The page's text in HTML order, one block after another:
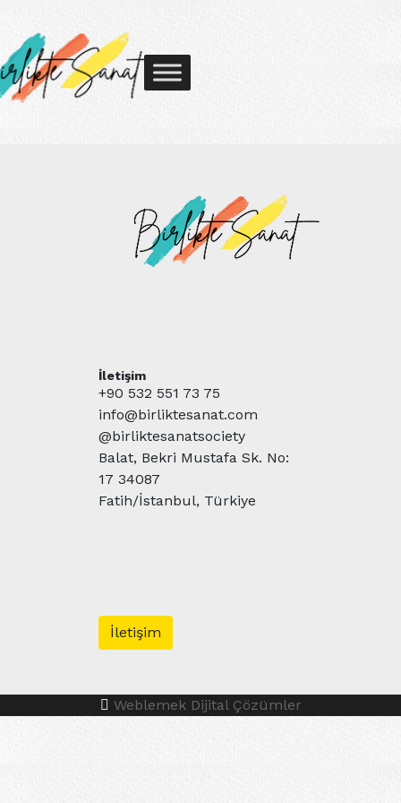
İletişim
+90 532 551 73 75
info@birliktesanat.com
@birliktesanatsociety
Balat, Bekri Mustafa Sk. No:
17 34087
Fatih/İstanbul, Türkiye
İletişim
Weblemek Dijital Çözümler